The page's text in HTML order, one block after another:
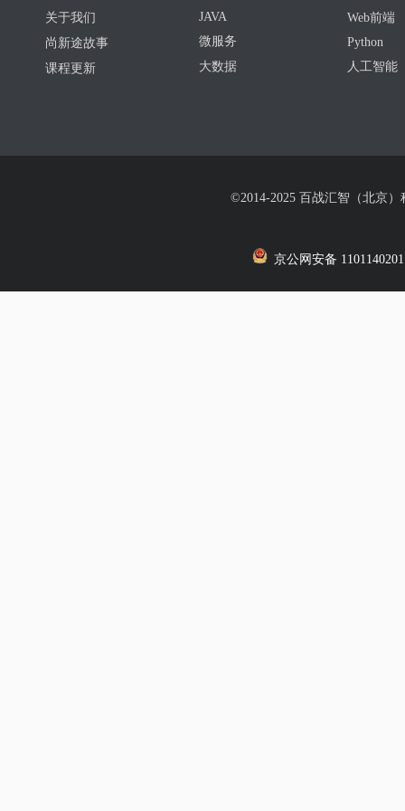
关于我们
尚新途故事
课程更新
JAVA
微服务
大数据
Web前端
Python
人工智能
©2014-2025 百战汇智（北京
京公网安备